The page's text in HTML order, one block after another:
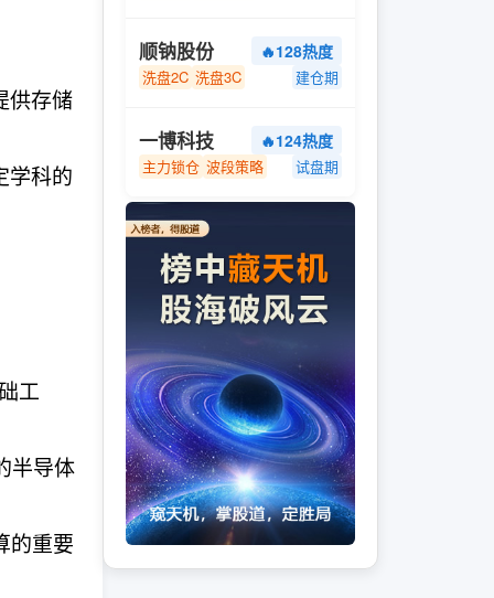
供存储
学科的
工
半导体
的重要
顺钠股份 🔥128热度
洗盘2C 洗盘3C 建仓期
一博科技 🔥124热度
主力锁仓 波段策略 试盘期